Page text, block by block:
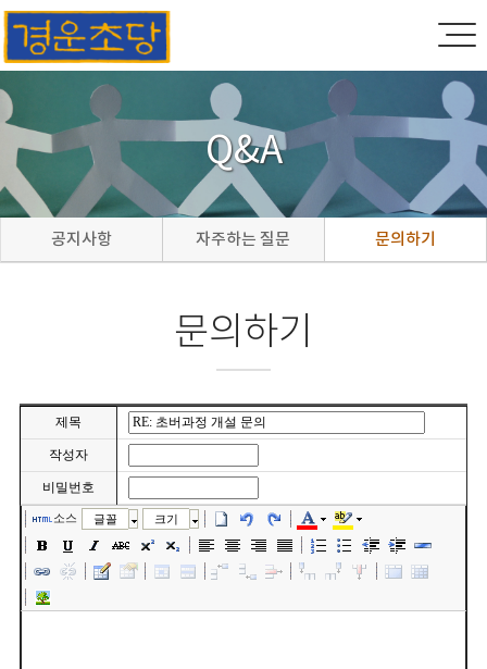
Q&A
공지사항 자주하는 질문 문의하기
문의하기
제목
작성자
비밀번호
소스 글꼴 크기